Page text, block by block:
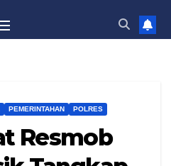
PEMERINTAHAN POLRES
Resmob